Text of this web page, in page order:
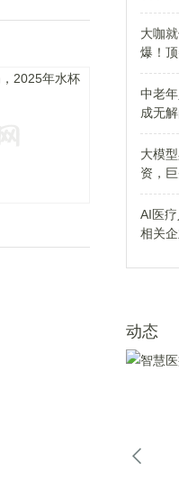
大咖
爆！
中老
成无
大模
资，
AI医
相关
动态